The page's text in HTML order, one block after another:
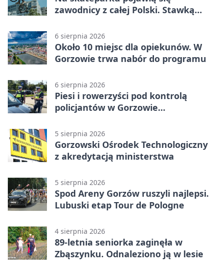
zawodnicy z całej Polski. Stawką
6 sierpnia 2026
Około 10 miejsc dla opiekunów. W
Gorzowie trwa nabór do programu
6 sierpnia 2026
Piesi i rowerzyści pod kontrolą
policjantów w Gorzowie
5 sierpnia 2026
Gorzowski Ośrodek Technologiczny
z akredytacją ministerstwa
5 sierpnia 2026
Spod Areny Gorzów ruszyli najlepsi.
Lubuski etap Tour de Pologne
4 sierpnia 2026
89-letnia seniorka zaginęła w
Zbąszynku. Odnaleziono ją w lesie